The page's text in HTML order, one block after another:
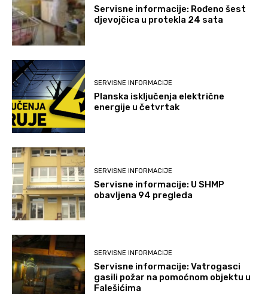
Servisne informacije: Rođeno šest
djevojčica u protekla 24 sata
SERVISNE INFORMACIJE
Planska isključenja električne
energije u četvrtak
SERVISNE INFORMACIJE
Servisne informacije: U SHMP
obavljena 94 pregleda
SERVISNE INFORMACIJE
Servisne informacije: Vatrogasci
gasili požar na pomoćnom objektu u
Falešićima